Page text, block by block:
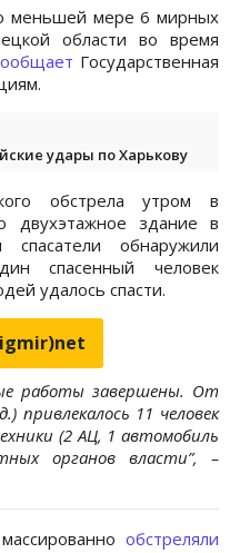
меньшей мере 6 мирных
области во время
Государственная
удары по Харькову
обстрела утром в
двухэтажное здание в
обнаружили
спасенный человек
удалось спасти.
работы завершены. От
привлекалось 11 человек
(2 АЦ, 1 автомобиль
органов власти”, –
обстреляли